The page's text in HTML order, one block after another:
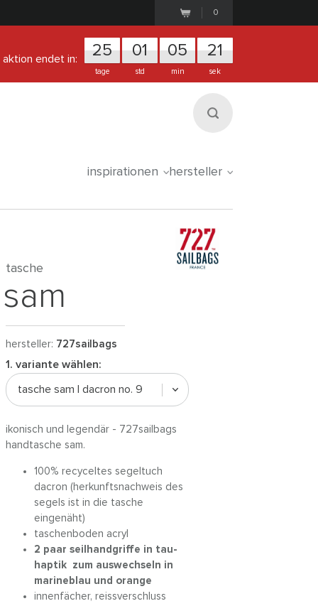
0
aktion endet in: 25
tage
01
std
05
min
21
sek
inspirationen hersteller
tasche
sam
hersteller: 727sailbags
1. variante wählen:
tasche sam | dacron no. 9
ikonisch und legendär - 727sailbags
handtasche sam.
100% recyceltes segeltuch
dacron (herkunftsnachweis des
segels ist in die tasche
eingenäht)
taschenboden acryl
2 paar seilhandgriffe in tau-
haptik zum auswechseln in
marineblau und orange
innenfächer, reissverschluss